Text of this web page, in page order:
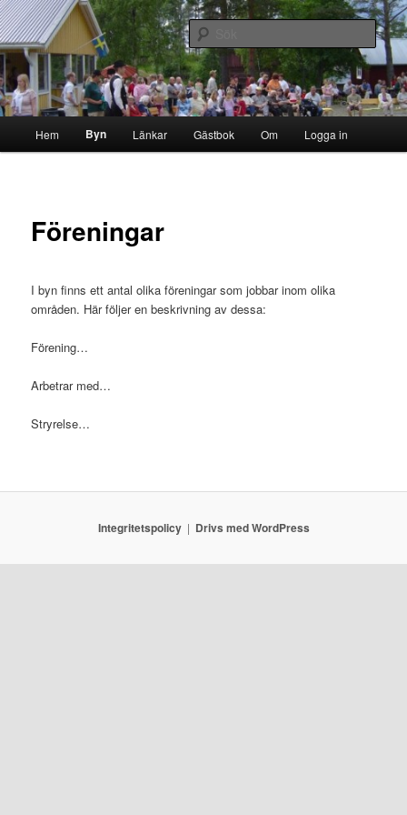
Hoppa
till
primärt
innehållStorborgarn
Byn i skogen
Sök
Hem Byn Länkar Gästbok Om Logga in
Föreningar
I byn finns ett antal olika föreningar som jobbar inom olika
områden. Här följer en beskrivning av dessa:
Förening…
Arbetrar med…
Stryrelse…
Integritetspolicy Drivs med WordPress